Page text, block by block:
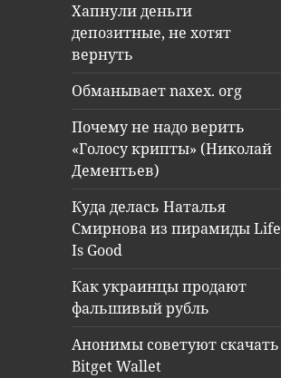
Хапнули деньги
депозитные, не хотят
вернуть
Обманывает naxex. org
Почему не надо верить
«Голосу крипты» (Николай
Дементьев)
Куда делась Наталья
Смирнова из пирамиды Life
Is Good
Как украинцы продают
фальшивый рубль
Анонимы советуют скачать
Bitget Wallet